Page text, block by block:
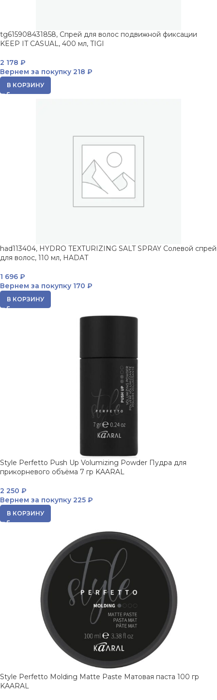
tg615908431858, Спрей для волос подвижной фиксации
KEEP IT CASUAL, 400 мл, TIGI
2 178 ₽
Вернем за покупку 218 ₽
В КОРЗИНУ
had113404, HYDRO TEXTURIZING SALT SPRAY Солевой спрей
для волос, 110 мл, HADAT
1 696 ₽
Вернем за покупку 170 ₽
В КОРЗИНУ
Style Perfetto Push Up Volumizing Powder Пудра для
прикорневого объёма 7 гр KAARAL
2 250 ₽
Вернем за покупку 225 ₽
В КОРЗИНУ
Style Perfetto Molding Matte Paste Матовая паста 100 гр
KAARAL